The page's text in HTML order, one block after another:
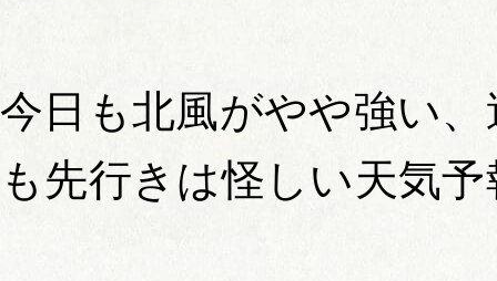
今日も北風がやや強い
も先行きは怪しい天気